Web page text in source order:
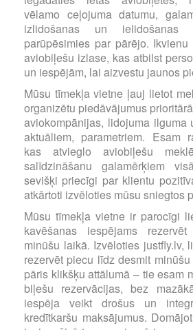
vēlamo ceļojuma datumu,
izlidošanas un
parūpēsimies par pārējo.
aviobiļešu izlase, kas atbilst
un iespējām, lai aizvestu jaunos
Mūsu tīmekļa vietne ļauj lietot
organizētu piedāvājumus
aviokompānijas, lidojuma ilguma
aktuāliem, parametriem. Esam
kas atvieglo aviobiļešu
salīdzināšanu galamērķiem
sevišķi priecīgi par klientu
atkārtoti izvēloties mūsu sniegtos
Mūsu tīmekļa vietne ir parocīgi
kavēšanas iespējams
minūšu laikā. Izvēloties justfly.lv,
rezervēt piecu līdz desmit
pāris klikšķu attālumā – tie esam
biļešu rezervācijas, bez
iespēja veikt drošus un
kredītkaršu maksājumus.